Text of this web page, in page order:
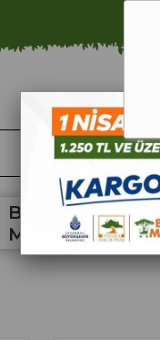
ARA
Bahçe
Malzemeleri